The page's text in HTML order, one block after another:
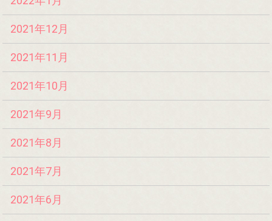
2021年12月
2021年11月
2021年10月
2021年9月
2021年8月
2021年7月
2021年6月